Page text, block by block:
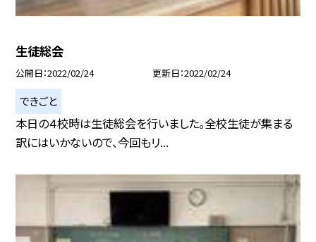
生徒総会
公開日 2022/02/24 更新日 2022/02/24
できごと
本日の４校時は生徒総会を行いました。全校生徒が集まる
訳にはいかないので、今回もリ...